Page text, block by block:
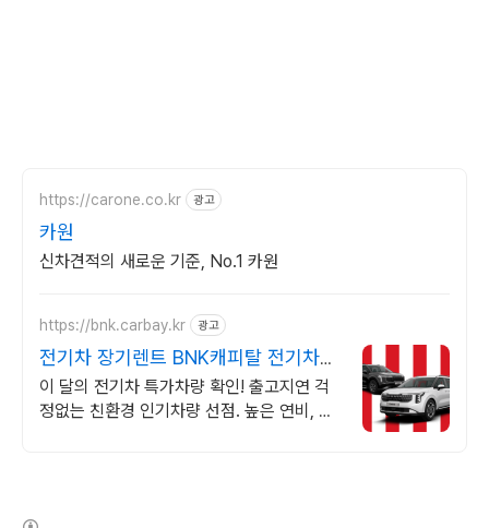
https://carone.co.kr 광고
카원
신차견적의 새로운 기준, No.1 카원
https://bnk.carbay.kr 광고
전기차 장기렌트 BNK캐피탈 전기차
인기모델 타임특가
이 달의 전기차 특가차량 확인! 출고지연 걱
정없는 친환경 인기차량 선점. 높은 연비, 친